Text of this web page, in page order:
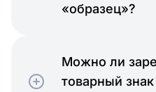
«образец»?
Можно ли
товарный